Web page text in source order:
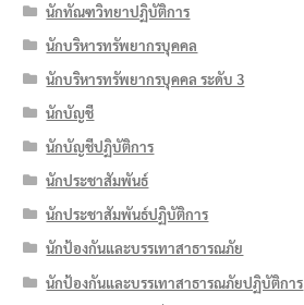
นักทัณฑวิทยาปฏิบัติการ
นักบริหารทรัพยากรบุคคล
นักบริหารทรัพยากรบุคคล ระดับ 3
นักบัญชี
นักบัญชีปฏิบัติการ
นักประชาสัมพันธ์
นักประชาสัมพันธ์ปฏิบัติการ
นักป้องกันและบรรเทาสาธารณภัย
นักป้องกันและบรรเทาสาธารณภัยปฏิบัติการ